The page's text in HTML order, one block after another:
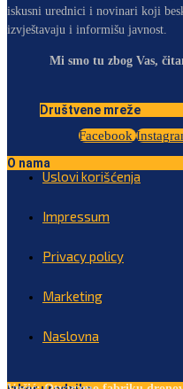
iskusni urednici i novinari koji
izvještavaju i informišu javnost.
Mi smo tu zbog Vas,
Društvene mreže
Facebook
O nama
Uslovi korišćenja
Impressum
Privacy policy
Marketing
Naslovna